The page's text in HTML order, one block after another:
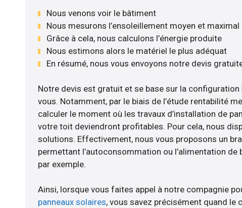
Nous venons voir le bâtiment
Nous mesurons l’ensoleillement moyen et maximal
Grâce à cela, nous calculons l’énergie produite
Nous estimons alors le matériel le plus adéquat
En résumé, nous vous envoyons notre devis
Notre devis est gratuit et se base sur la configuration
vous. Notamment, par le biais de l’étude rentabilité
calculer le moment où les travaux d’installation de
votre toit deviendront profitables. Pour cela, nous
solutions. Effectivement, nous vous proposons un
permettant l’autoconsommation ou l’alimentation de
par exemple.
Ainsi, lorsque vous faites appel à notre compagnie
panneaux solaires, vous savez précisément quand le